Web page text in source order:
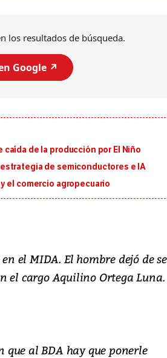
los resultados de búsqueda.
Google ↗️
de la producción por El Niño
de semiconductores e IA
el comercio agropecuario
el MIDA. El hombre dejó de
el cargo Aquilino Ortega Luna.
al BDA hay que ponerle